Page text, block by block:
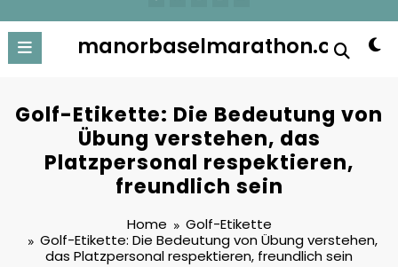
manorbaselmarathon.ch
Golf-Etikette: Die Bedeutung von
Übung verstehen, das
Platzpersonal respektieren,
freundlich sein
Home
Golf-Etikette
Golf-Etikette: Die Bedeutung von Übung verstehen,
das Platzpersonal respektieren, freundlich sein